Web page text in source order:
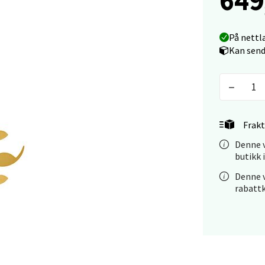
På
Kan
Denne
butikk
Denne
Linderud
vei 38, 0594 Oslo
10-19
Jæren - M44
2, 4340 Bryne
10-18